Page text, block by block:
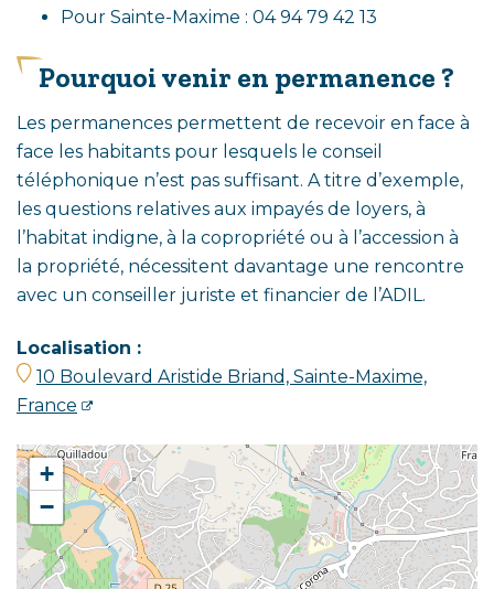
Pour Sainte-Maxime : 04 94 79 42 13
Pourquoi venir en permanence ?
Les permanences permettent de recevoir en face à
face les habitants pour lesquels le conseil
téléphonique n’est pas suffisant. A titre d’exemple,
les questions relatives aux impayés de loyers, à
l’habitat indigne, à la copropriété ou à l’accession à
la propriété, nécessitent davantage une rencontre
avec un conseiller juriste et financier de l’ADIL.
Localisation :
10 Boulevard Aristide Briand, Sainte-Maxime,
France
+
−